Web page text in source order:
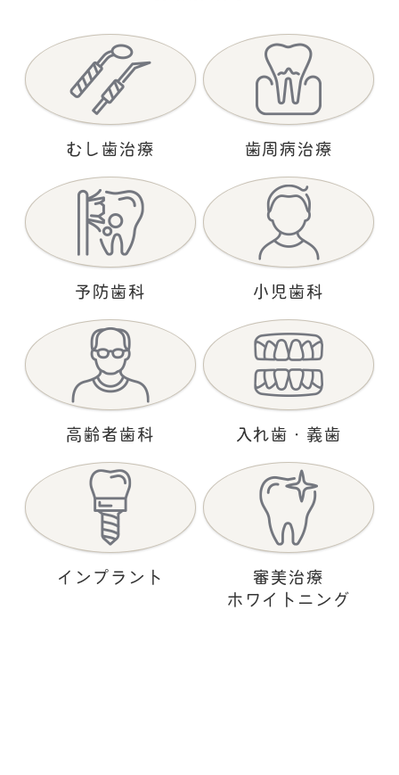
2025.04.12 お知らせ
WEBでの初診予約の注意事項
南阿佐ヶ谷デンタルクリニックではWEBでの初診予約
ご都合により、初診予約の変更をなされる場合は
当院へ直接お電話での対応のみとなります。
また、ご連絡がなく無断キャンセルの場合はWEBでの
ご予約を
制限させていただきます。
お手数をお掛けしますが、ご理解ご協力の程よろしく
お願い致します。
2023.05.01 お知らせ
初診の来院時間のお願い
初診のご予約の方は、問診票記入やカルテ作成にお時
間を頂いておりますので、診療予約時間の１５分前の
ご来院をお願いいたします。
2024.05.16 お知らせ
むし歯治療 歯周病治療
予防歯科 小児歯科
高齢者歯科 入れ歯・義歯
インプラント
審美治療
ホワイトニング